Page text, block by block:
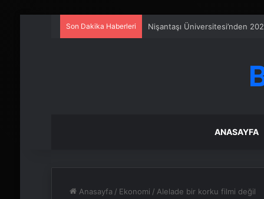
Son Dakika Haberleri Serjoy : Dijital Medya Ajansı,
ANASAYFA
Anasayfa / Ekonomi / Alelade bir korku filmi değil